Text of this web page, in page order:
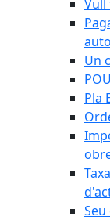
Vull
Un
Pla